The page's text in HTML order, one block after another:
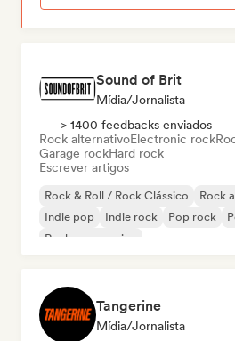
Sound of Brit
Mídia/Jornalista
> 1400 feedbacks enviados
Rock alternativoElectronic rock
Garage rockHard rock
Escrever artigos
Rock & Roll / Rock Clássico Rock
Indie pop
Indie rock Pop rock
Rock progressivo
Tangerine
Mídia/Jornalista